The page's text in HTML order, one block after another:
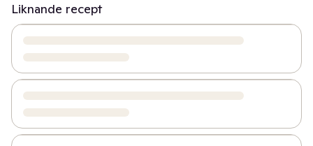
Liknande recept